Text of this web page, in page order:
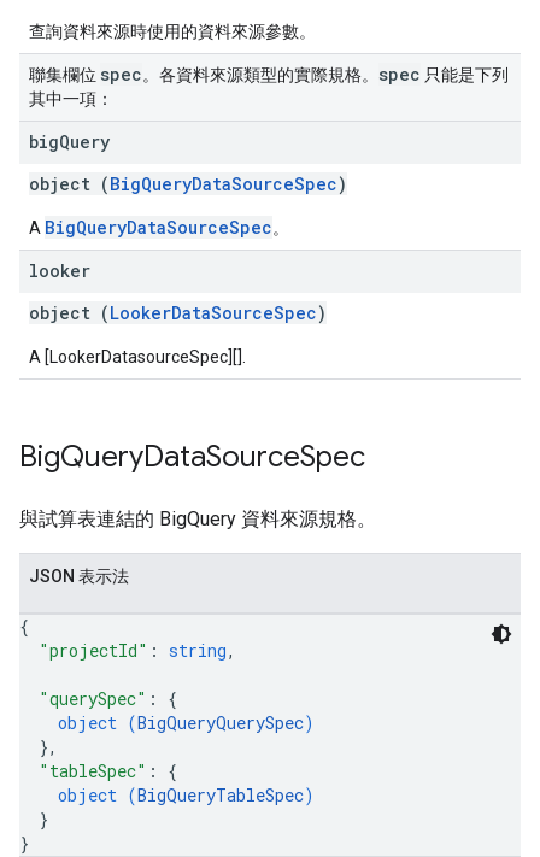
查詢資料來源時使用的資料來源參數。
聯集欄位 spec。各資料來源類型的實際規格。 spec 只能是下列
其中一項：
bigQuery
object (BigQueryDataSourceSpec)
A BigQueryDataSourceSpec。
looker
object (LookerDataSourceSpec)
A [LookerDatasourceSpec][].
BigQueryDataSourceSpec
與試算表連結的 BigQuery 資料來源規格。
JSON 表示法
{
"projectId" : string,
"querySpec" : {
object (BigQueryQuerySpec)
},
"tableSpec" : {
object (BigQueryTableSpec)
}
}